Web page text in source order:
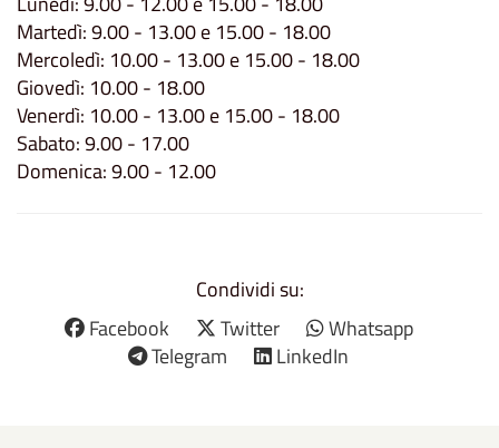
Martedì: 9.00 - 13.00 e 15.00 - 18.00
Mercoledì: 10.00 - 13.00 e 15.00 - 18.00
Giovedì: 10.00 - 18.00
Venerdì: 10.00 - 13.00 e 15.00 - 18.00
Sabato: 9.00 - 17.00
Domenica: 9.00 - 12.00
Condividi su:
Facebook
Twitter
Whatsapp
Telegram
LinkedIn